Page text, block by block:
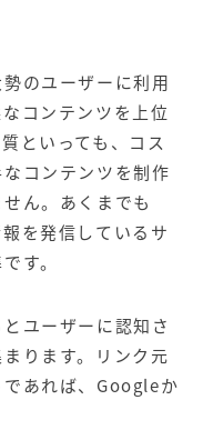
のユーザーに利用
コンテンツを上位
といっても、コス
コンテンツを制作
ん。あくまでも
を発信しているサ
す。
ユーザーに認知さ
ります。リンク元
あれば、Googleか